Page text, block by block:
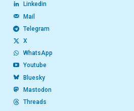
Linkedin
Mail
Telegram
X
WhatsApp
Youtube
Bluesky
Mastodon
Threads